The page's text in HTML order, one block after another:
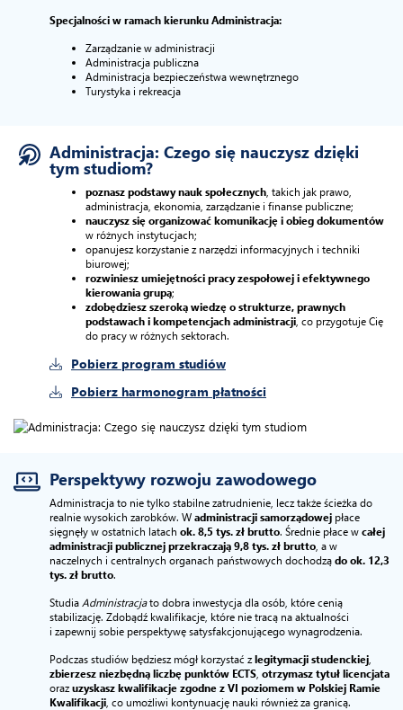
Specjalności w ramach kierunku Administracja:
Zarządzanie w administracji
Administracja publiczna
Administracja bezpieczeństwa wewnętrznego
Turystyka i rekreacja
Administracja: Czego się nauczysz dzięki
tym studiom?
poznasz podstawy nauk społecznych , takich jak prawo,
administracja, ekonomia, zarządzanie i finanse publiczne;
nauczysz się organizować komunikację i obieg dokumentów
w różnych instytucjach;
opanujesz korzystanie z narzędzi informacyjnych i techniki
biurowej;
rozwiniesz umiejętności pracy zespołowej i efektywnego
kierowania grupą;
zdobędziesz szeroką wiedzę o strukturze, prawnych
podstawach i kompetencjach administracji , co przygotuje Cię
do pracy w różnych sektorach.
Pobierz program studiów
Pobierz harmonogram płatności
Perspektywy rozwoju zawodowego
Administracja to nie tylko stabilne zatrudnienie, lecz także ścieżka do
realnie wysokich zarobków. W administracji samorządowej płace
sięgnęły w ostatnich latach ok. 8,5 tys. zł brutto. Średnie płace w całej
administracji publicznej przekraczają 9,8 tys. zł brutto , a w
naczelnych i centralnych organach państwowych dochodzą do ok. 12,3
tys. zł brutto.
Studia Administracjato dobra inwestycja dla osób, które cenią
stabilizację. Zdobądź kwalifikacje, które nie tracą na aktualności
i zapewnij sobie perspektywę satysfakcjonującego wynagrodzenia.
Podczas studiów będziesz mógł korzystać z legitymacji studenckiej
zbierzesz niezbędną liczbę punktów ECTS otrzymasz tytuł licencjata
oraz uzyskasz kwalifikacje zgodne z VI poziomem w Polskiej Ramie
Kwalifikacji , co umożliwi kontynuację nauki również za granicą.